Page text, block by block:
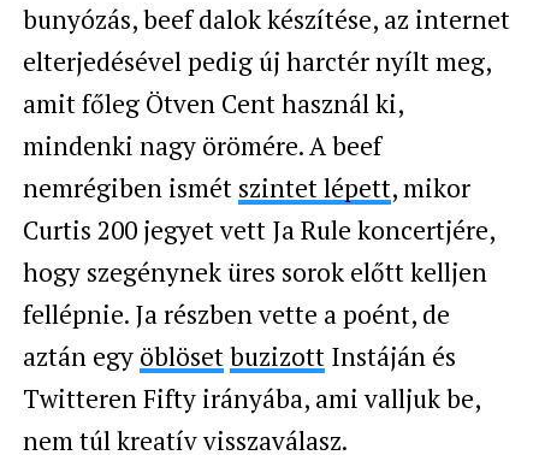
bunyózás, beef dalok készítése, az internet
elterjedésével pedig új harctér nyílt meg,
amit főleg Ötven Cent használ ki,
mindenki nagy örömére. A beef
nemrégiben ismét szintet lépett, mikor
Curtis 200 jegyet vett Ja Rule koncertjére,
hogy szegénynek üres sorok előtt kelljen
fellépnie. Ja részben vette a poént, de
aztán egy öblösetbuzizottInstáján és
Twitteren Fifty irányába, ami valljuk be,
nem túl kreatív visszaválasz.